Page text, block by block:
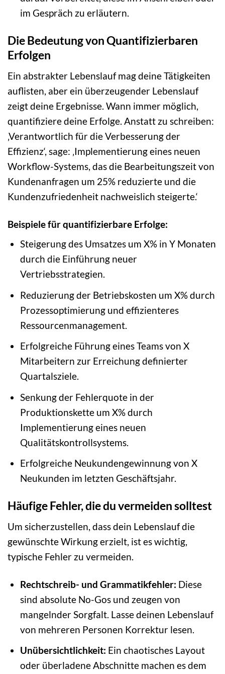
im Gespräch zu erläutern.
Die Bedeutung von Quantifizierbaren
Erfolgen
Ein abstrakter Lebenslauf mag deine Tätigkeiten
auflisten, aber ein überzeugender Lebenslauf
zeigt deine Ergebnisse. Wann immer möglich,
quantifiziere deine Erfolge. Anstatt zu schreiben:
‚Verantwortlich für die Verbesserung der
Effizienz‘, sage: ‚Implementierung eines neuen
Workflow-Systems, das die Bearbeitungszeit von
Kundenanfragen um 25% reduzierte und die
Kundenzufriedenheit nachweislich steigerte.‘
Beispiele für quantifizierbare Erfolge:
Steigerung des Umsatzes um X% in Y Monaten
durch die Einführung neuer
Vertriebsstrategien.
Reduzierung der Betriebskosten um X% durch
Prozessoptimierung und effizienteres
Ressourcenmanagement.
Erfolgreiche Führung eines Teams von X
Mitarbeitern zur Erreichung definierter
Quartalsziele.
Senkung der Fehlerquote in der
Produktionskette um X% durch
Implementierung eines neuen
Qualitätskontrollsystems.
Erfolgreiche Neukundengewinnung von X
Neukunden im letzten Geschäftsjahr.
Häufige Fehler, die du vermeiden solltest
Um sicherzustellen, dass dein Lebenslauf die
gewünschte Wirkung erzielt, ist es wichtig,
typische Fehler zu vermeiden.
Rechtschreib- und Grammatikfehler: Diese
sind absolute No-Gos und zeugen von
mangelnder Sorgfalt. Lasse deinen Lebenslauf
von mehreren Personen Korrektur lesen.
Unübersichtlichkeit: Ein chaotisches Layout
oder überladene Abschnitte machen es dem